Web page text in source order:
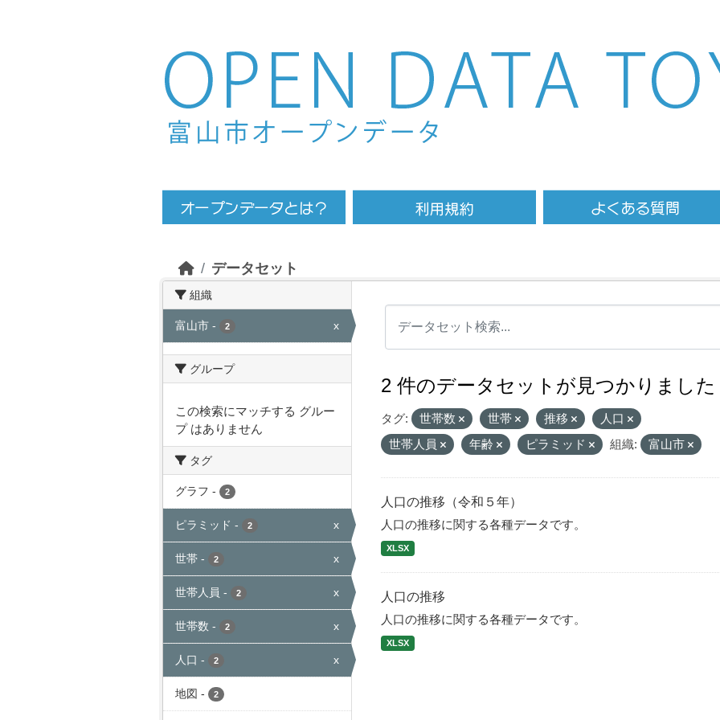
Skip to main content
データセット
組織
富山市 - 2 x
グループ
この検索にマッチする グルー
プ はありません
タグ
グラフ - 2
ピラミッド - 2 x
世帯 - 2 x
世帯人員 - 2 x
世帯数 - 2 x
人口 - 2 x
地図 - 2
2 件のデータセットが見つかりました
タグ: 世帯数 世帯 推移
人口
世帯人員
年齢 ピラミッド 組織: 富山市
人口の推移（令和５年）
人口の推移に関する各種データです。
XLSX
人口の推移
人口の推移に関する各種データです。
XLSX